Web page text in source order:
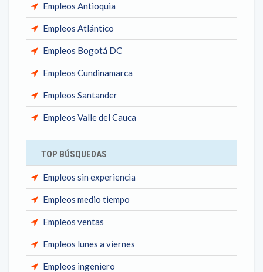
Empleos Antioquia
Empleos Atlántico
Empleos Bogotá DC
Empleos Cundinamarca
Empleos Santander
Empleos Valle del Cauca
TOP BÚSQUEDAS
Empleos sin experiencia
Empleos medio tiempo
Empleos ventas
Empleos lunes a viernes
Empleos ingeniero